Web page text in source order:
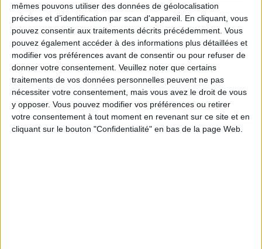
mêmes pouvons utiliser des données de géolocalisation
précises et d’identification par scan d'appareil. En cliquant, vous
pouvez consentir aux traitements décrits précédemment. Vous
pouvez également accéder à des informations plus détaillées et
modifier vos préférences avant de consentir ou pour refuser de
donner votre consentement. Veuillez noter que certains
traitements de vos données personnelles peuvent ne pas
nécessiter votre consentement, mais vous avez le droit de vous
y opposer. Vous pouvez modifier vos préférences ou retirer
votre consentement à tout moment en revenant sur ce site et en
cliquant sur le bouton "Confidentialité" en bas de la page Web.
LES SNEAKERS STARS DE L’ÉTÉ